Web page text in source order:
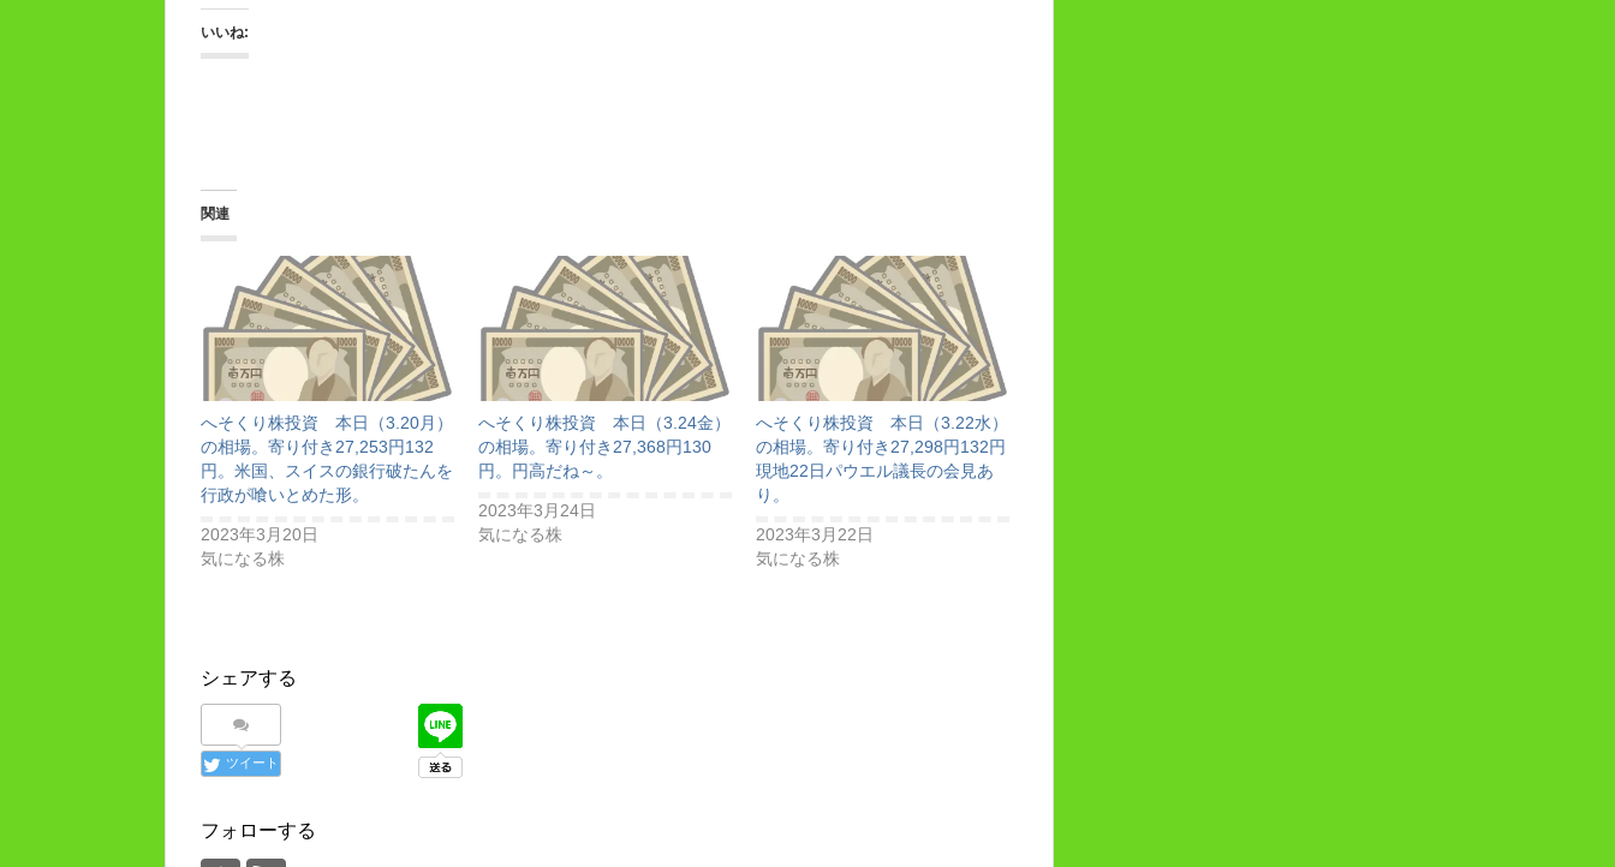
いいね:
関連
へそくり株投資 本日（3.20月）
の相場。寄り付き27,253円132
円。米国、スイスの銀行破たんを
行政が喰いとめた形。
2023年3月20日
気になる株
へそくり株投資 本日（3.24金）
の相場。寄り付き27,368円130
円。円高だね～。
2023年3月24日
気になる株
へそくり株投資 本日（3.22水）
の相場。寄り付き27,298円132円
現地22日パウエル議長の会見あ
り。
2023年3月22日
気になる株
シェアする
ツイート
フォローする